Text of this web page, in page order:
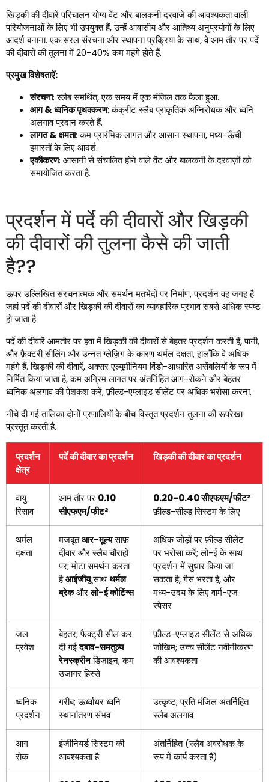
खिड़की की दीवारें परिचालन योग्य वेंट और बालकनी दरवाजे की आवश्यकता वाली
परियोजनाओं के लिए भी उपयुक्त हैं, उन्हें आवासीय और आतिथ्य अनुप्रयोगों के लिए
आदर्श बनाना. एक सरल संरचना और स्थापना प्रक्रिया के साथ, वे आम तौर पर पर्दे
की दीवारों की तुलना में 20-40% कम महंगे होते हैं.
प्रमुख विशेषताऐं:
संरचना: स्लैब समर्थित, एक समय में एक मंजिल तक फैला हुआ.
आग & ध्वनिक पृथक्करण: कंक्रीट स्लैब प्राकृतिक अग्निरोधक और ध्वनि
अलगाव प्रदान करते हैं.
लागत & क्षमता: कम प्रारंभिक लागत और आसान स्थापना, मध्य-ऊँची
इमारतों के लिए आदर्श.
एकीकरण: आसानी से संचालित होने वाले वेंट और बालकनी के दरवाज़ों को
समायोजित करता है.
प्रदर्शन में पर्दे की दीवारों और खिड़की
की दीवारों की तुलना कैसे की जाती
है??
ऊपर उल्लिखित संरचनात्मक और समर्थन मतभेदों पर निर्माण, प्रदर्शन वह जगह है
जहां पर्दे की दीवारों और खिड़की की दीवारों का व्यावहारिक प्रभाव सबसे अधिक स्पष्ट
हो जाता है.
पर्दे की दीवारें आमतौर पर हवा में खिड़की की दीवारों से बेहतर प्रदर्शन करती हैं, पानी,
और फ़ैक्टरी सीलिंग और उन्नत ग्लेज़िंग के कारण थर्मल दक्षता, हालाँकि वे अधिक
महंगे हैं. खिड़की की दीवारें, अक्सर एल्यूमीनियम विंडो-आधारित असेंबलियों के रूप में
निर्मित किया जाता है, कम अग्रिम लागत पर अंतर्निहित आग-रोकने और बेहतर
ध्वनिक अलगाव की पेशकश करें, फ़ील्ड-एप्लाइड सीलेंट पर अधिक भरोसा करना.
नीचे दी गई तालिका दोनों प्रणालियों के बीच विस्तृत प्रदर्शन तुलना की रूपरेखा
प्रस्तुत करती है.
प्रदर्शन
क्षेत्र
पर्दे की दीवार का प्रदर्शन खिड़की की दीवार का प्रदर्शन
वायु
रिसाव
आम तौर पर 0.10
सीएफएम/फीट²
0.20-0.40 सीएफएम/फीट²
फ़ील्ड-सील्ड सिस्टम के लिए
थर्मल
दक्षता
मजबूतआर-मूल्यसाफ़
दीवार और स्लैब चौराहों
पर; मोटा समर्थन करता
हैआईजीयूसाथथर्मल
ब्रेकऔरलो-ई कोटिंग्स
अधिक जोड़ों पर फ़ील्ड सीलेंट
पर भरोसा करें; लो-ई के साथ
प्रदर्शन में सुधार किया जा
सकता है, गैस भरता है, और
मध्य-उदय के लिए वार्म-एज
स्पेसर
जल
प्रवेश
बेहतर; फैक्ट्री सील कर
दी गईदबाव-समतुल्य
रेनस्क्रीनडिज़ाइन; कम
उजागर हिस्से
फ़ील्ड-एप्लाइड सीलेंट से अधिक
जोखिम; उच्च सीलेंट नवीनीकरण
की आवश्यकता
ध्वनिक
प्रदर्शन
गरीब; ऊर्ध्वाधर ध्वनि
स्थानांतरण संभव
उत्कृष्ट; प्रति मंजिल अंतर्निहित
स्लैब अलगाव
आग
रोक
इंजीनियर्ड सिस्टम की
आवश्यकता है
अंतर्निहित (स्लैब अवरोधक के
रूप में कार्य करता है)